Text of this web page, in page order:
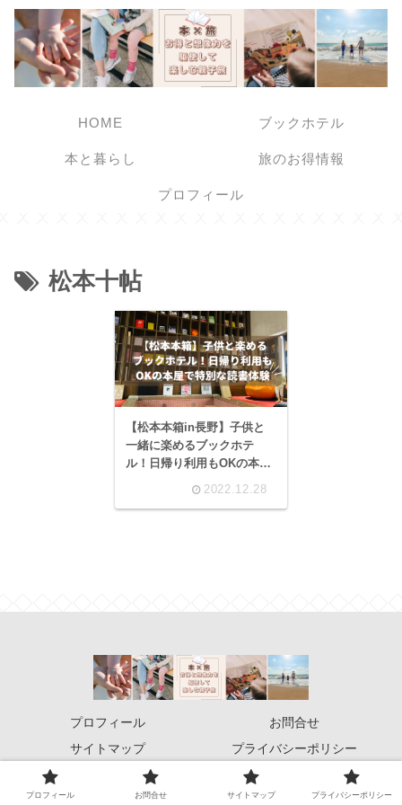
HOME ブックホテル
本と暮らし 旅のお得情報
プロフィール
松本十帖
【松本本箱in長野】子供と
一緒に楽めるブックホテ
ル！日帰り利用もOKの本屋
で特別な読書体験を
2022.12.28
プロフィール
お問合せ
サイトマップ
プライバシーポリシー
© 2022 旅×本！お得と想像力を駆使して楽しむ親子旅.
プロフィール お問合せ サイトマップ プライバシーポリシー